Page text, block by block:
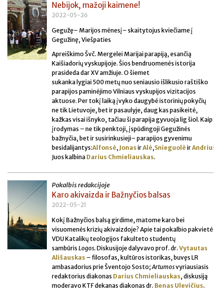
Nebijok, mažoji kaimene!
2022-05-26
Gegužę– Marijos mėnesį– skaitytojus kviečiame į
Gegužinę, Viešpaties
Apreiškimo Švč. Mergelei Marijai parapiją, esančią
Kaišiadorių vyskupijoje. Šios bendruomenės istorija
prasideda dar XV amžiuje. O šiemet
sukanka lygiai 500 metų nuo seniausio išlikusio raštiško
parapijos paminėjimo Vilniaus vyskupijos vizitacijos
aktuose. Per tokį laiką įvyko daugybė istorinių pokyčių
ne tik Lietuvoje, bet ir pasaulyje, daug kas pasikeitė,
kažkas visai išnyko, tačiau ši parapija gyvuoja lig šiol. Kaip
įrodymas – ne tik penktoji, įspūdingoji Gegužinės
bažnyčia, bet ir susirinkusieji– parapijos gyvenimu
besidalijantys:Alfonsė, Jonas irAlė,Snieguolė irAndrius
Juos kalbina Darius Chmieliauskas.
Pokalbis redakcijoje
Karo akivaizda ir Bažnyčios balsas
2022-05-21
Kokį Bažnyčios balsą girdime, matome karo bei
visuomenės krizių akivaizdoje? Apie tai pokalbio pakvietė
VDU Katalikų teologijos fakulteto studentų
sambūris Logos. Diskusijoje dalyvavo prof. dr. Vytautas
Ališauskas – filosofas, kultūros istorikas, buvęs LR
ambasadorius prie Šventojo Sosto;Artumosvyriausiasis
redaktorius diakonas Darius Chmieliauskas, diskusiją
moderavo KTF dekanas diakonas dr. Benas Ulevičius.